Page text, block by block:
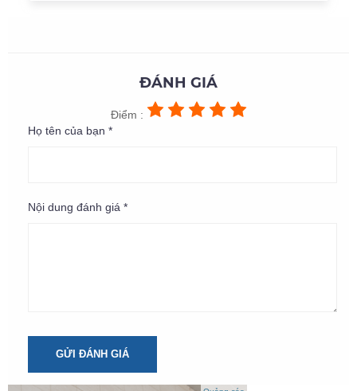
ĐÁNH GIÁ
Điểm :
Họ tên của bạn *
Nội dung đánh giá *
GỬI ĐÁNH GIÁ